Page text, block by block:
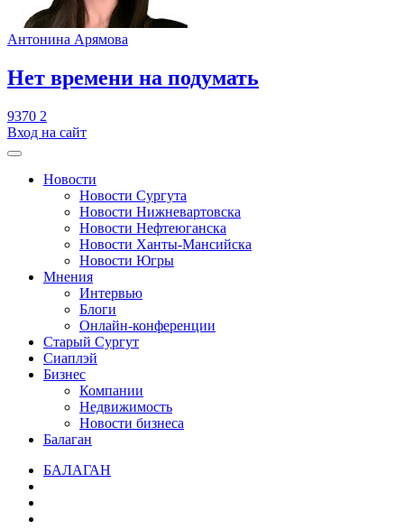
Антонина Арямова
​Нет времени на подумать
9370 2
Вход на сайт
Новости
Новости Сургута
Новости Нижневартовска
Новости Нефтеюганска
Новости Ханты-Мансийска
Новости Югры
Мнения
Интервью
Блоги
Онлайн-конференции
Старый Сургут
Сиаплэй
Бизнес
Компании
Недвижимость
Новости бизнеса
Балаган
БАЛАГАН